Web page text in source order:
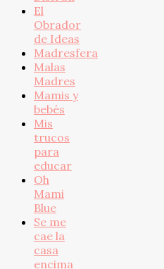
El
Obrador
de Ideas
Madresfera
Malas
Madres
Mamis y
bebés
Mis
trucos
para
educar
Oh
Mami
Blue
Se me
cae la
casa
encima